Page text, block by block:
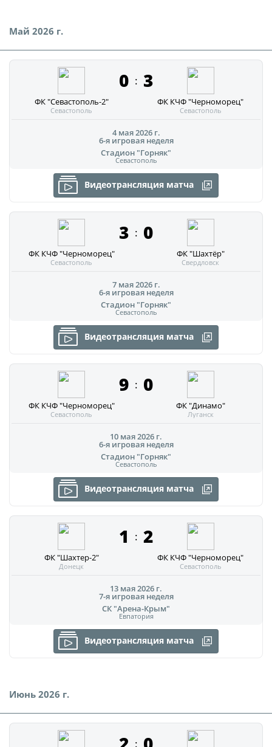
Турнирная таблица
Статистика
Команды
Дисквалификации
О турнире
Архив турниров
Регламентирующие документы
Май 2026 г.
ФК "Севастополь-2"
Севастополь
ФК КЧФ "Черноморец"
Севастополь
0 : 3
4 мая 2026 г.
6-я игровая неделя
Стадион "Горняк"
Севастополь
Видеотрансляция матча
ФК КЧФ "Черноморец"
Севастополь
ФК "Шахтёр"
Свердловск
3 : 0
7 мая 2026 г.
6-я игровая неделя
Стадион "Горняк"
Севастополь
Видеотрансляция матча
ФК КЧФ "Черноморец"
Севастополь
ФК "Динамо"
Луганск
9 : 0
10 мая 2026 г.
6-я игровая неделя
Стадион "Горняк"
Севастополь
Видеотрансляция матча
ФК "Шахтер-2"
Донецк
ФК КЧФ "Черноморец"
Севастополь
1 : 2
13 мая 2026 г.
7-я игровая неделя
СК "Арена-Крым"
Евпатория
Видеотрансляция матча
Июнь 2026 г.
: